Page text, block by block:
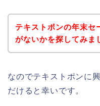
テキストポンの年末セ
がないかを探してみま
なのでテキストポンに
だけると幸いです。